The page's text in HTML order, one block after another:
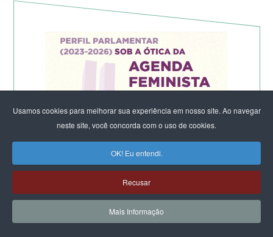
Usamos cookies para melhorar sua experiência em nosso site. Ao navegar
neste site, você concorda com o uso de cookies.
OK! Eu entendi.
Recusar
Mais Informação